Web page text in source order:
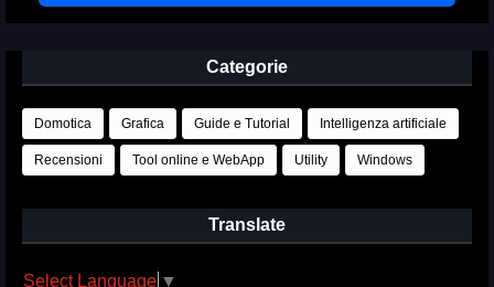
Categorie
Domotica Grafica Guide e Tutorial Intelligenza artificiale
Recensioni Tool online e WebApp Utility Windows
Translate
Select Language ▼